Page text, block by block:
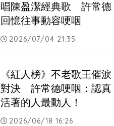
唱陳盈潔經典歌　許常德
回憶往事動容哽咽
2026/07/04 21:35
《紅人榜》不老歌王催淚
對決　許常德哽咽：認真
活著的人最動人！
2026/06/18 16:26